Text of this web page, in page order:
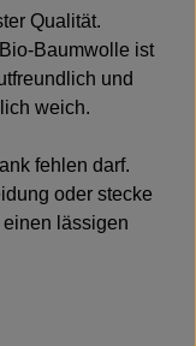
Qualität.
Baumwolle ist
und
weich.
fehlen darf.
oder stecke
lässigen